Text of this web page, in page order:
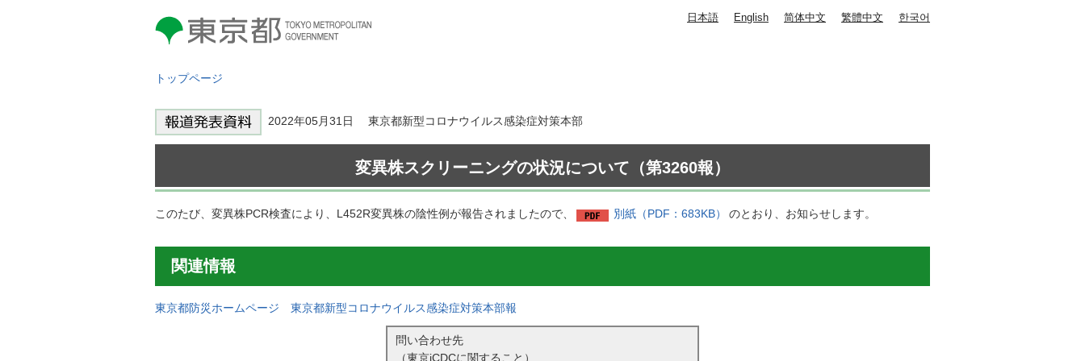
東京都 TOKYO METROPOLITAN
GOVERNMENT
日本語 English 简体中文 繁體中文 한국어
トップページ
2022年05月31日 東京都新型コロナウイルス感染症対策本部
変異株スクリーニングの状況について（第3260報）
このたび、変異株PCR検査により、L452R変異株の陰性例が報告されましたので、 別紙（PDF：683KB） のとおり、お知らせします。
関連情報
東京都防災ホームページ 東京都新型コロナウイルス感染症対策本部報
問い合わせ先
（東京iCDCに関すること）